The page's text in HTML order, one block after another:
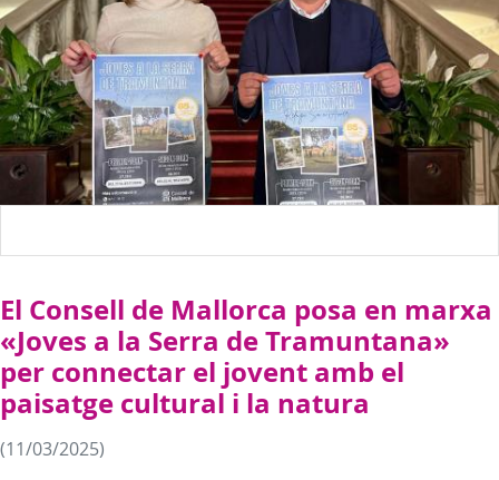
El Consell de Mallorca posa en marxa
«Joves a la Serra de Tramuntana»
per connectar el jovent amb el
paisatge cultural i la natura
(11/03/2025)